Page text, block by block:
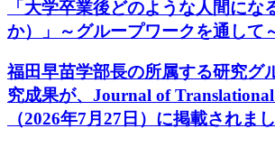
「大学卒業後どのような人間にな
か）」～グループワークを通して
福田早苗学部長の所属する研究グ
究成果が、Journal of
（2026年7月27日）に掲載されま